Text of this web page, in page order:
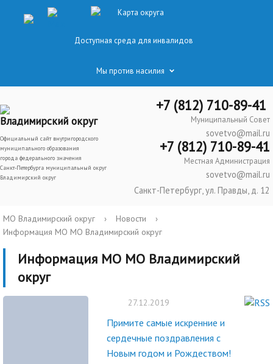
Карта округа
Доступная среда для инвалидов
Мы против насилия
Владимирский округ
Официальный сайт внутригородского
муниципального образования
города федерального значения
Санкт-Петербурга муниципальный округ
Владимирский округ
+7 (812) 710-89-41
Муниципальный Совет
sovetvo@mail.ru
+7 (812) 710-89-41
Местная Администрация
sovetvo@mail.ru
Санкт-Петербург, ул. Правды, д. 12
МО Владимирский округ › Новости
›
Информация МО МО Владимирский округ
Информация МО МО Владимирский
округ
27.12.2019
Примите самые искренние и
сердечные поздравления с
Новым годом и Рождеством!